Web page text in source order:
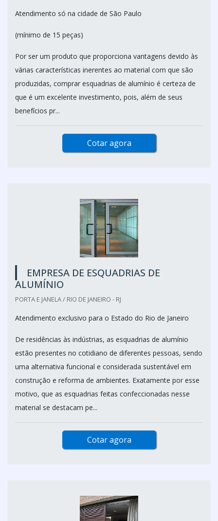
Atendimento só na cidade de São Paulo
(mínimo de 15 peças)
Por ser um produto que proporciona vantagens devido às
várias características inerentes ao material com que são
produzidas, comprar esquadrias de alumínio é certeza de
que é um excelente investimento, pois, além de seus
benefícios pr...
Cotar agora
EMPRESA DE ESQUADRIAS DE
ALUMÍNIO
PORTA E JANELA / RIO DE JANEIRO - RJ
Atendimento exclusivo para o Estado do Rio de Janeiro
De residências às indústrias, as esquadrias de alumínio
estão presentes no cotidiano de diferentes pessoas, sendo
uma alternativa funcional e considerada sustentável em
construção e reforma de ambientes. Exatamente por esse
motivo, que as esquadrias feitas confeccionadas nesse
material se destacam pe...
Cotar agora